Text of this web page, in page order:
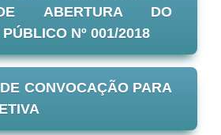
ABERTURA DO
Nº 001/2018
CONVOCAÇÃO PARA